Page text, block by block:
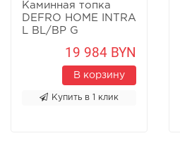
Каминная топка
DEFRO HOME INTRA
L BL/BP G
19 984 BYN
В корзину
Купить в 1 клик